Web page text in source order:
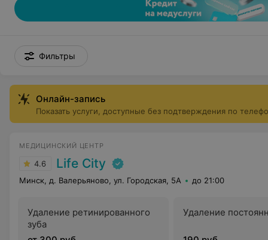
Фильтры
Онлайн-запись
Показать услуги, доступные без подтверждения по
МЕДИЦИНСКИЙ ЦЕНТР
4.6 Life City
Минск, д. Валерьяново, ул. Городская, 5А до 21:00
Удаление ретинированного
зуба
Удаление